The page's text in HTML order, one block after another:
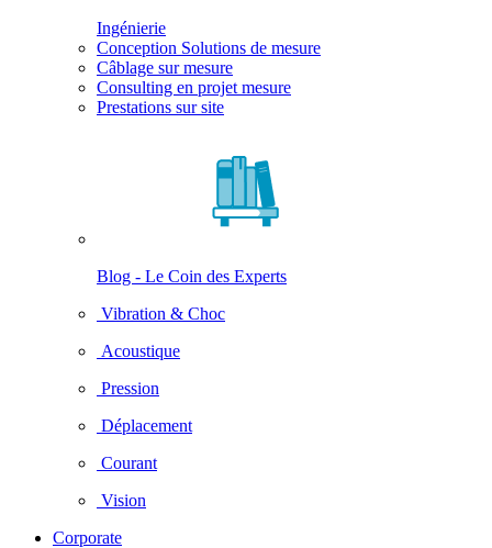
Ingénierie
Conception Solutions de mesure
Câblage sur mesure
Consulting en projet mesure
Prestations sur site
Blog - Le Coin des Experts
Vibration & Choc
Acoustique
Pression
Déplacement
Courant
Vision
Corporate